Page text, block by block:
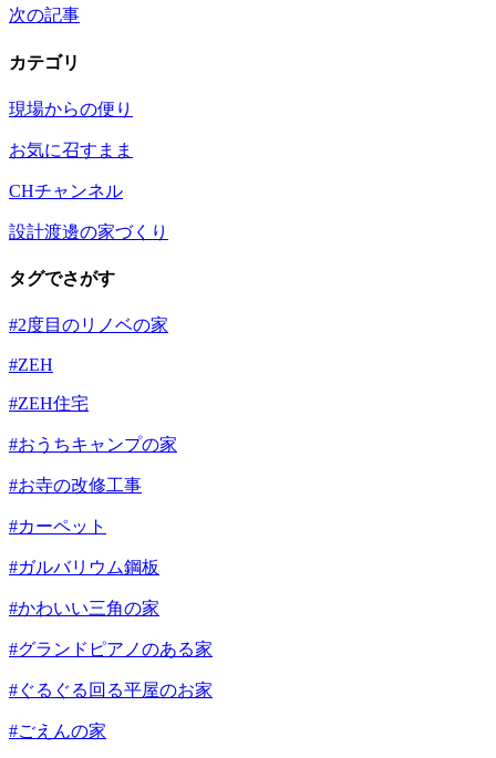
次の記事
カテゴリ
現場からの便り
お気に召すまま
CHチャンネル
設計渡邊の家づくり
タグでさがす
#2度目のリノベの家
#ZEH
#ZEH住宅
#おうちキャンプの家
#お寺の改修工事
#カーペット
#ガルバリウム鋼板
#かわいい三角の家
#グランドピアノのある家
#ぐるぐる回る平屋のお家
#ごえんの家